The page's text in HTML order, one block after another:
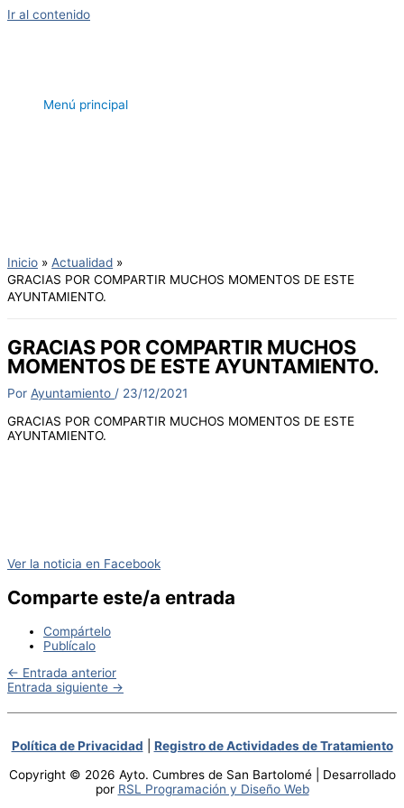
Ir al contenido
Menú principal
Inicio
Actualidad
GRACIAS POR COMPARTIR MUCHOS MOMENTOS DE ESTE
AYUNTAMIENTO.
GRACIAS POR COMPARTIR MUCHOS
MOMENTOS DE ESTE AYUNTAMIENTO.
Por Ayuntamiento / 23/12/2021
GRACIAS POR COMPARTIR MUCHOS MOMENTOS DE ESTE
AYUNTAMIENTO.
Ver la noticia en Facebook
Comparte este/a entrada
Compártelo
Publícalo
← Entrada anterior
Entrada siguiente →
Política de Privacidad
Registro de Actividades de Tratamiento
Copyright © 2026 Ayto. Cumbres de San Bartolomé | Desarrollado
por RSL Programación y Diseño Web